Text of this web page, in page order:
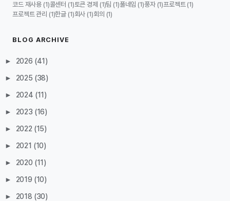
코드 재사용 (1)콜센터 (1)토큰 경제 (1)팀 (1)풀네임 (1)풍자 (1)프로젝트 (1)
프로젝트 관리 (1)한글 (1)회사 (1)회의 (1)
BLOG ARCHIVE
► 2026 (41)
► 2025 (38)
► 2024 (11)
► 2023 (16)
► 2022 (15)
► 2021 (10)
► 2020 (11)
► 2019 (10)
► 2018 (30)